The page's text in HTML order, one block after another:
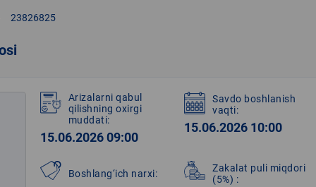
23826825
Arizalarni qabul
qilishning oxirgi
muddati:
15.06.2026 09:00
Savdo boshlanish
vaqti:
15.06.2026 10:00
Boshlang‘ich narxi:
Zakalat puli miqdori
(5%) :